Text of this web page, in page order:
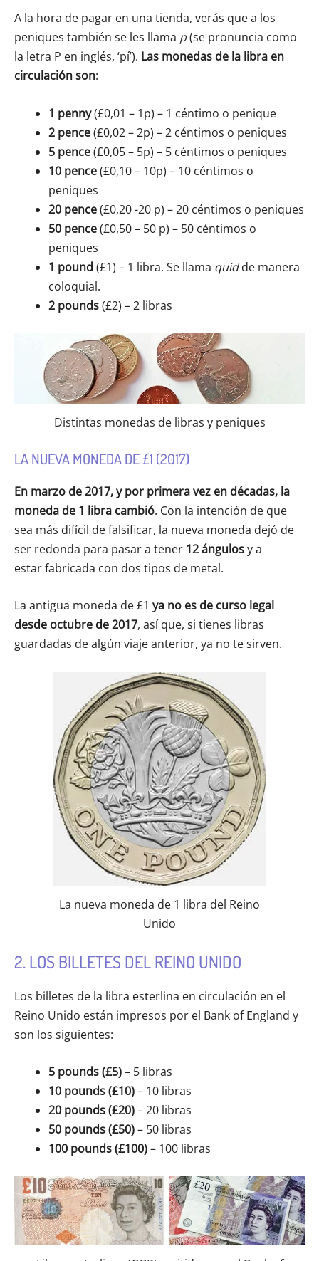
A la hora de pagar en una tienda, verás que a los
peniques también se les llama p(se pronuncia como
la letra P en inglés, ‘pí’). Las monedas de la libra en
circulación son:
1 penny(£0,01 – 1p) – 1 céntimo o penique
2 pence(£0,02 – 2p) – 2 céntimos o peniques
5 pence(£0,05 – 5p) – 5 céntimos o peniques
10 pence(£0,10 – 10p) – 10 céntimos o
peniques
20 pence(£0,20 -20 p) – 20 céntimos o peniques
50 pence(£0,50 – 50 p) – 50 céntimos o
peniques
1 pound (£1) – 1 libra. Se llama quidde manera
coloquial.
2 pounds(£2) – 2 libras
Distintas monedas de libras y peniques
LA NUEVA MONEDA DE £1 (2017)
En marzo de 2017, y por primera vez en décadas, la
moneda de 1 libra cambió. Con la intención de que
sea más difícil de falsificar, la nueva moneda dejó de
ser redonda para pasar a tener 12 ángulosy a
estar fabricada con dos tipos de metal.
La antigua moneda de £1 ya no es de curso legal
desde octubre de 2017, así que, si tienes libras
guardadas de algún viaje anterior, ya no te sirven.
La nueva moneda de 1 libra del Reino
Unido
2. LOS BILLETES DEL REINO UNIDO
Los billetes de la libra esterlina en circulación en el
Reino Unido están impresos por el Bank of England y
son los siguientes:
5 pounds (£5)– 5 libras
10 pounds (£10)– 10 libras
20 pounds (£20)– 20 libras
50 pounds (£50)– 50 libras
100 pounds (£100)– 100 libras